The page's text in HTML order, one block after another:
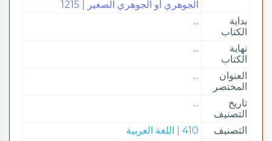
الجوهري أو الجوهري الصغير | 1215
بداية
الكتاب
...
نهاية
الكتاب
...
العنوان
المختصر
...
تاريخ
التصنيف
...
التصنيف
410 | اللغة العربية